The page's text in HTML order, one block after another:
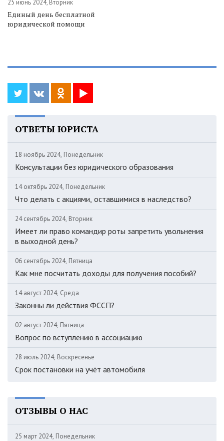
25 июнь 2024, Вторник
Единый день бесплатной
юридической помощи
ОТВЕТЫ ЮРИСТА
18 ноябрь 2024, Понедельник
Консультации без юридического образования
14 октябрь 2024, Понедельник
Что делать с акциями, оставшимися в наследство?
24 сентябрь 2024, Вторник
Имеет ли право командир роты запретить увольнения
в выходной день?
06 сентябрь 2024, Пятница
Как мне посчитать доходы для получения пособий?
14 август 2024, Среда
Законны ли действия ФССП?
02 август 2024, Пятница
Вопрос по вступлению в ассоциацию
28 июль 2024, Воскресенье
Срок постановки на учёт автомобиля
ОТЗЫВЫ О НАС
25 март 2024, Понедельник